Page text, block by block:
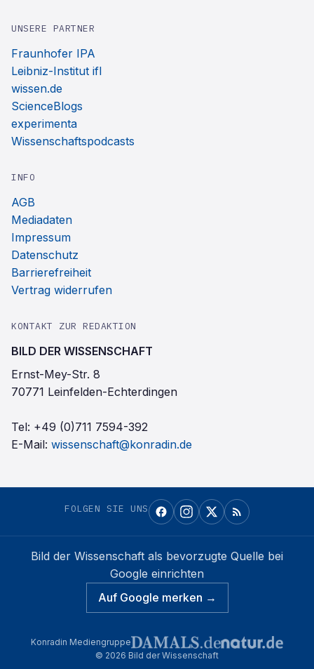
UNSERE PARTNER
Fraunhofer IPA
Leibniz-Institut ifl
wissen.de
ScienceBlogs
experimenta
Wissenschaftspodcasts
INFO
AGB
Mediadaten
Impressum
Datenschutz
Barrierefreiheit
Vertrag widerrufen
KONTAKT ZUR REDAKTION
BILD DER WISSENSCHAFT
Ernst-Mey-Str. 8
70771 Leinfelden-Echterdingen
Tel: +49 (0)711 7594-392
E-Mail: wissenschaft@konradin.de
FOLGEN SIE UNS
Bild der Wissenschaft als bevorzugte Quelle bei
Google einrichten
Auf Google merken →
Konradin Mediengruppe
© 2026 Bild der Wissenschaft